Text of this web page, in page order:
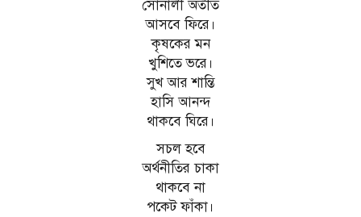
সোনালী অতীত
আসবে ফিরে।
কৃষকের মন
খুশিতে ভরে।
সুখ আর শান্তি
হাসি আনন্দ
থাকবে ঘিরে।
সচল হবে
অর্থনীতির চাকা
থাকবে না
পকেট ফাঁকা।